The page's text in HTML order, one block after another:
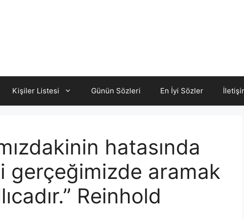
Kişiler Listesi Günün Sözleri En İyi Sözler
hatasında
gerçeğimizde aramak
Reinhold